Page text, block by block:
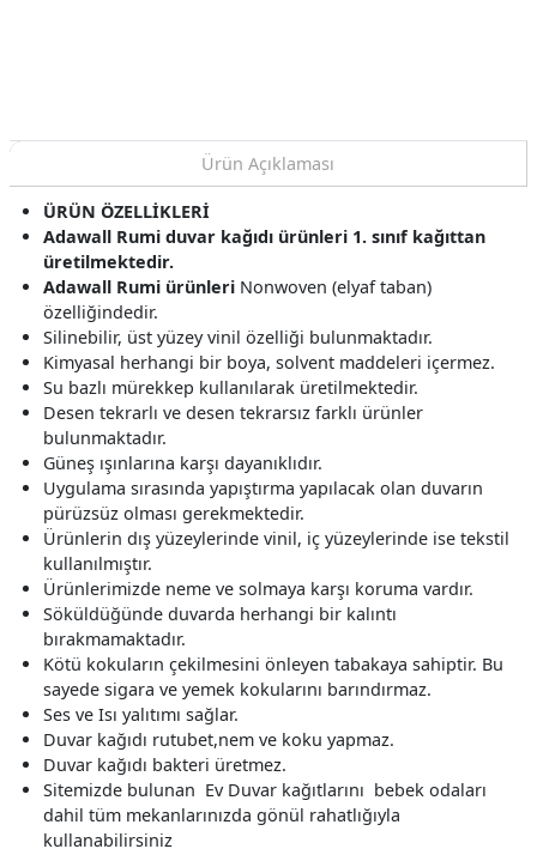
Ürün Açıklaması
ÜRÜN ÖZELLİKLERİ
Adawall Rumi duvar kağıdı ürünleri 1. sınıf kağıttan
üretilmektedir.
Adawall Rumi ürünleri Nonwoven (elyaf taban)
özelliğindedir.
Silinebilir, üst yüzey vinil özelliği bulunmaktadır.
Kimyasal herhangi bir boya, solvent maddeleri içermez.
Su bazlı mürekkep kullanılarak üretilmektedir.
Desen tekrarlı ve desen tekrarsız farklı ürünler
bulunmaktadır.
Güneş ışınlarına karşı dayanıklıdır.
Uygulama sırasında yapıştırma yapılacak olan duvarın
pürüzsüz olması gerekmektedir.
Ürünlerin dış yüzeylerinde vinil, iç yüzeylerinde ise tekstil
kullanılmıştır.
Ürünlerimizde neme ve solmaya karşı koruma vardır.
Söküldüğünde duvarda herhangi bir kalıntı
bırakmamaktadır.
Kötü kokuların çekilmesini önleyen tabakaya sahiptir. Bu
sayede sigara ve yemek kokularını barındırmaz.
Ses ve Isı yalıtımı sağlar.
Duvar kağıdı rutubet,nem ve koku yapmaz.
Duvar kağıdı bakteri üretmez.
Sitemizde bulunan Ev Duvar kağıtlarını bebek odaları
dahil tüm mekanlarınızda gönül rahatlığıyla
kullanabilirsiniz